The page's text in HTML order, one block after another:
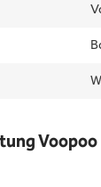
Voopoo